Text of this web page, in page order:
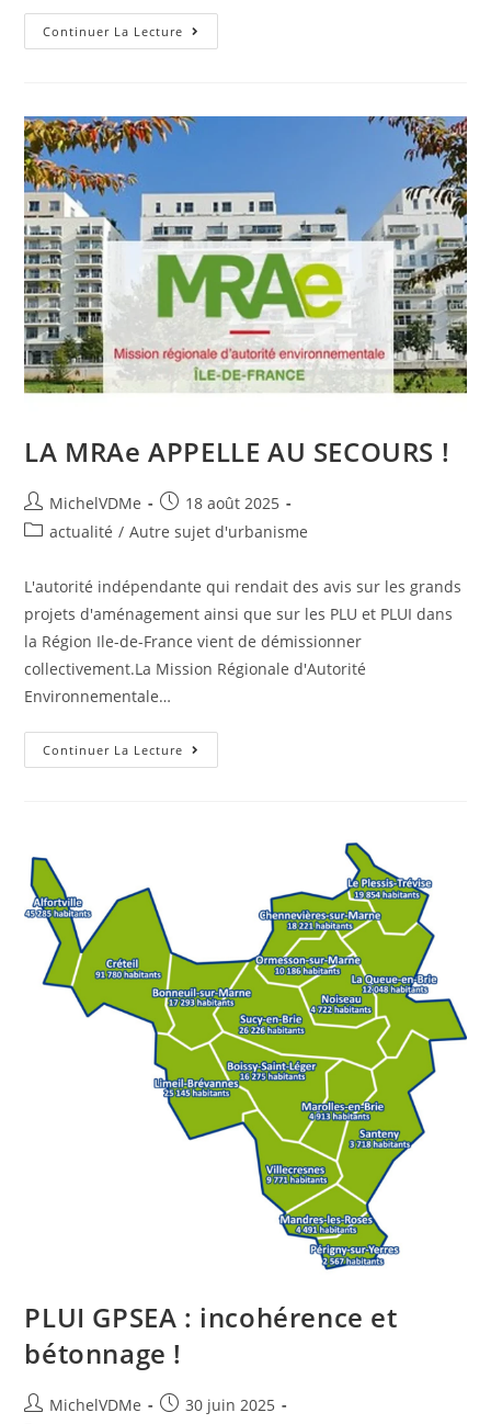
Continuer La Lecture
LA MRAe APPELLE AU SECOURS !
MichelVDMe
18 août 2025
actualité / Autre sujet d'urbanisme
L'autorité indépendante qui rendait des avis sur les grands
projets d'aménagement ainsi que sur les PLU et PLUI dans
la Région Ile-de-France vient de démissionner
collectivement.La Mission Régionale d'Autorité
Environnementale…
Continuer La Lecture
PLUI GPSEA : incohérence et
bétonnage !
MichelVDMe
30 juin 2025